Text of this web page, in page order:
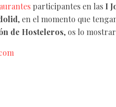
participantes en las I
, en el momento que
de Hosteleros, os lo